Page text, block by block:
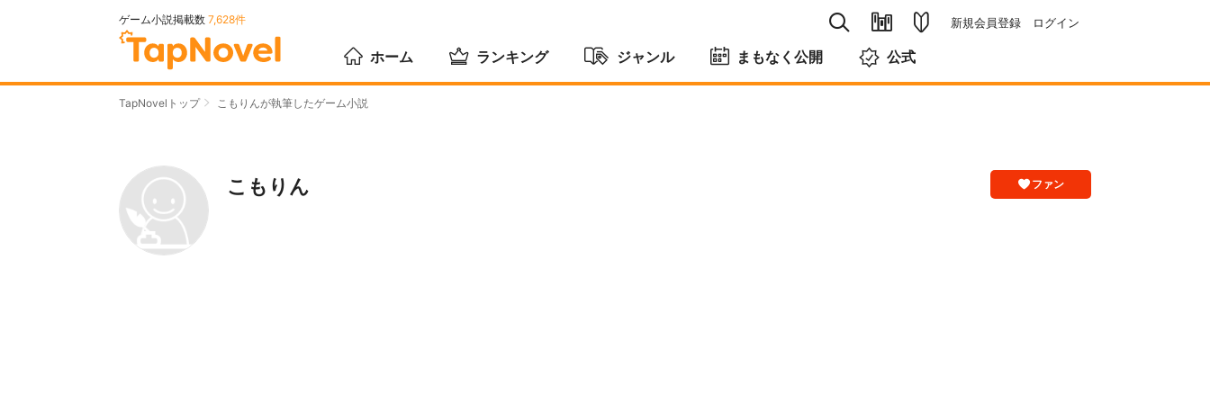
ゲーム小説掲載数 7,628件 新規会員登録 ログイン
ホーム ランキング ジャンル まもなく公開 公式
TapNovelトップ こもりんが執筆したゲーム小説
ファン
こもりん